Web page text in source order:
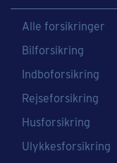
Alle forsikringer
Bilforsikring
Indboforsikring
Rejseforsikring
Husforsikring
Ulykkesforsikring